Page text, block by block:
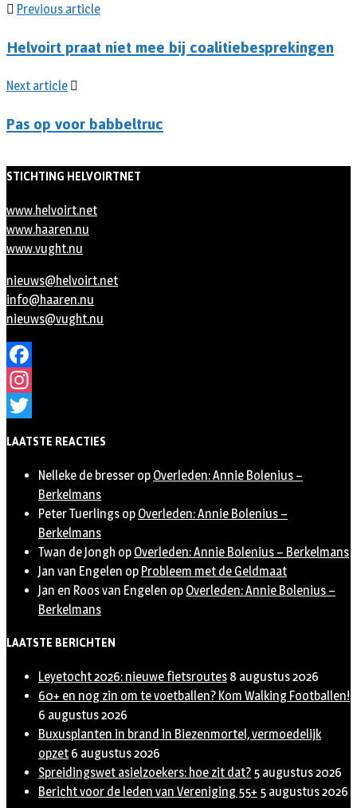
Previous article
Helvoirt praat niet mee bij coalitiebesprekingen
Next article
Pas op voor babbeltruc
STICHTING HELVOIRTNET
www.helvoirt.net
www.haaren.nu
www.vught.nu
nieuws@helvoirt.net
info@haaren.nu
nieuws@vught.nu
Facebook
Instagram
LAATSTE REACTIES
Nelleke de bresser op Overleden: Annie Bolenius –
Berkelmans
Peter Tuerlings op Overleden: Annie Bolenius –
Berkelmans
Twan de Jongh op Overleden: Annie Bolenius – Berkelmans
Jan van Engelen op Probleem met de Geldmaat
Jan en Roos van Engelen op Overleden: Annie Bolenius –
Berkelmans
LAATSTE BERICHTEN
Leyetocht 2026: nieuwe fietsroutes 8 augustus 2026
60+ en nog zin om te voetballen? Kom Walking Footballen!
6 augustus 2026
Buxusplanten in brand in Biezenmortel, vermoedelijk
opzet 6 augustus 2026
Spreidingswet asielzoekers: hoe zit dat? 5 augustus 2026
Bericht voor de leden van Vereniging 55+ 5 augustus 2026